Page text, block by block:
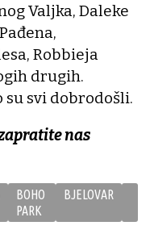
Valjka, Daleke
Robbieja
drugih.
svi dobrodošli.
nas
BOHO
PARK
BJELOVAR